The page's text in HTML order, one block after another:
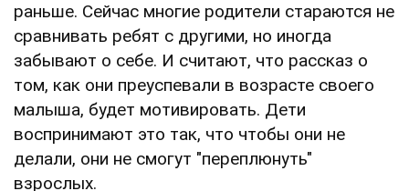
раньше. Сейчас многие родители стараются не
сравнивать ребят с другими, но иногда
забывают о себе. И считают, что рассказ о
том, как они преуспевали в возрасте своего
малыша, будет мотивировать. Дети
воспринимают это так, что чтобы они не
делали, они не смогут "переплюнуть"
взрослых.